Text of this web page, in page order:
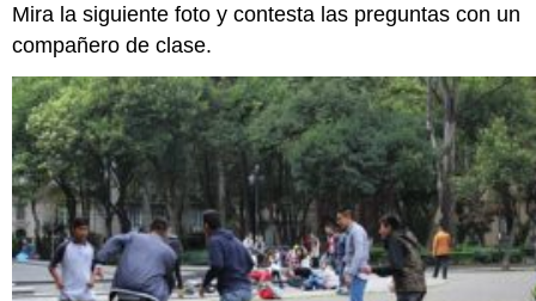
Mira la siguiente foto y contesta las preguntas con un
compañero de clase.